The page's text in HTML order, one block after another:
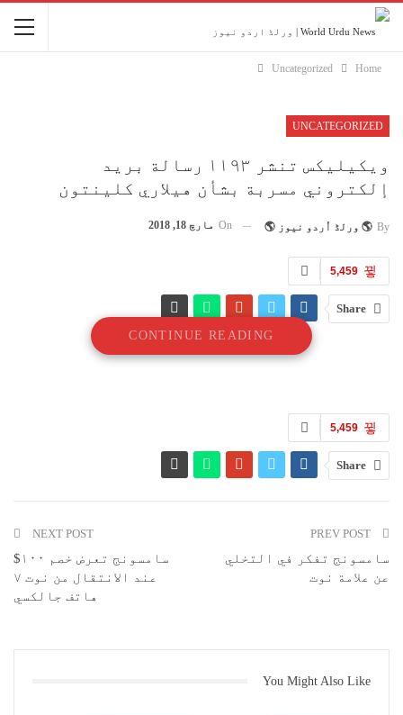
Home
Uncategorized
UNCATEGORIZED
ويكيليكس تنشر ۱۱۹۳ رسالة بريد
إلكتروني مسربة بشأن هيلاري كلينتون
By 🌎 ورلڈ اُردو نیوز 🌎 On مارچ 18, 2018
5,459
Share
CONTINUE READING
5,459
Share
سامسونج تفكر في التخلي
عن علامة نوت
NEXT POST
سامسونج تعرض خصم ۱۰۰$
عند الانتقال من نوت ۷
هاتف جالكسي
You Might Also Like